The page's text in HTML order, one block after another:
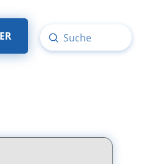
Search
Submit